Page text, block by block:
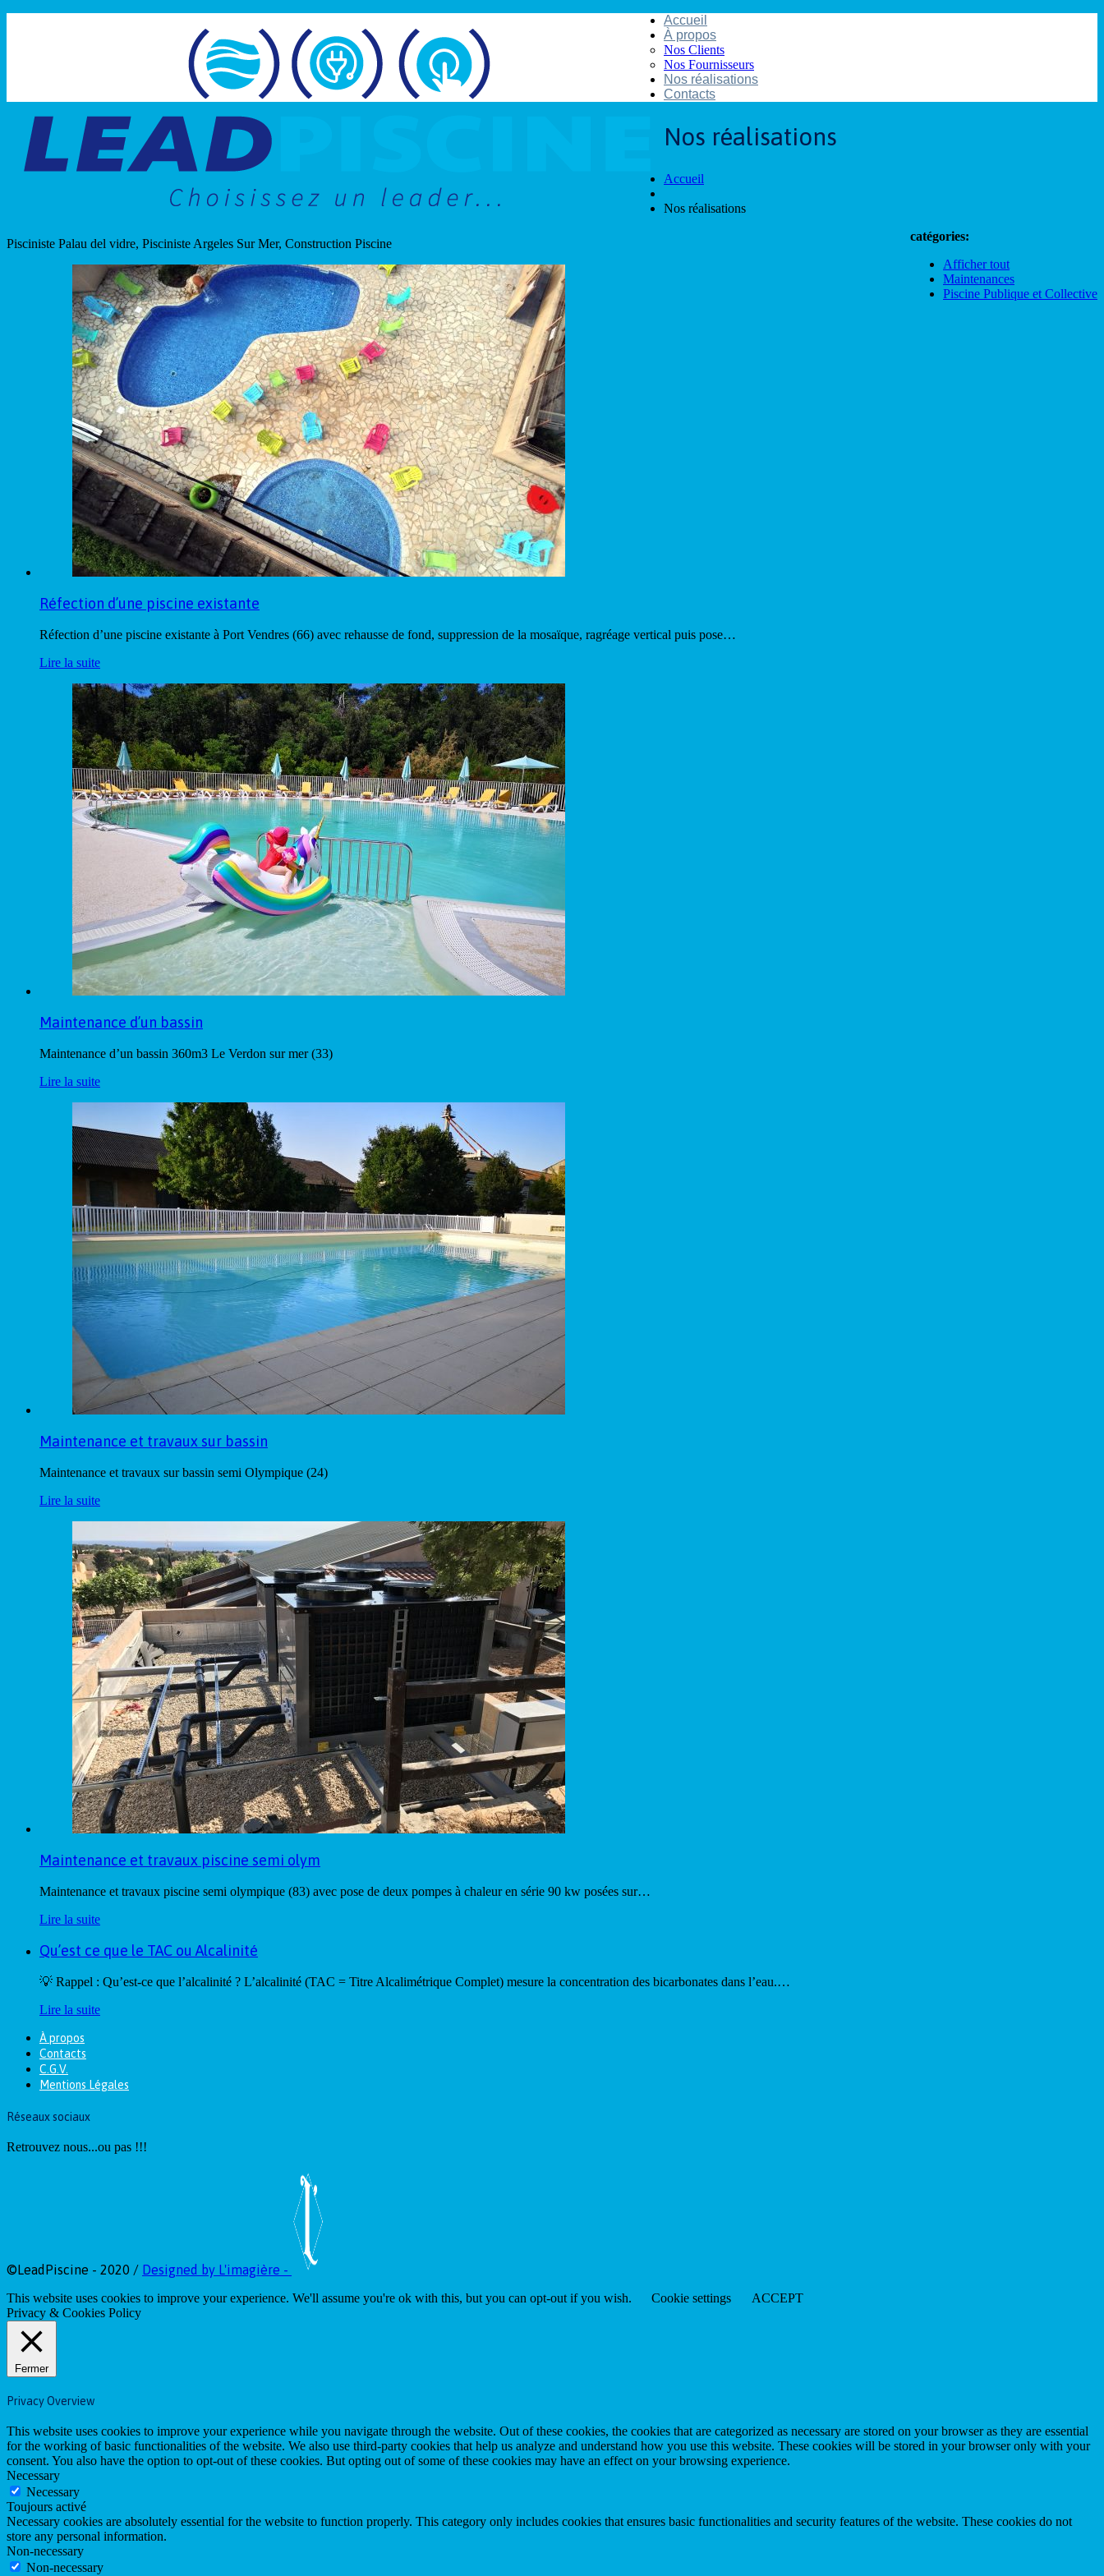
Pisciniste Palau del vidre, Pisciniste Argeles Sur Mer, Construction Piscine
Accueil
À propos
Nos Clients
Nos Fournisseurs
Nos réalisations
Contacts
Nos réalisations
Accueil
Nos réalisations
catégories:
Afficher tout
Maintenances
Piscine Publique et Collective
Réfection d’une piscine existante
Réfection d’une piscine existante à Port Vendres (66) avec rehausse de fond, suppression de la mosaïque, ragréage vertical puis pose…
Lire la suite
Maintenance d’un bassin
Maintenance d’un bassin 360m3 Le Verdon sur mer (33)
Lire la suite
Maintenance et travaux sur bassin
Maintenance et travaux sur bassin semi Olympique (24)
Lire la suite
Maintenance et travaux piscine semi olym
Maintenance et travaux piscine semi olympique (83) avec pose de deux pompes à chaleur en série 90 kw posées sur…
Lire la suite
Qu’est ce que le TAC ou Alcalinité
💡 Rappel : Qu’est-ce que l’alcalinité ? L’alcalinité (TAC = Titre Alcalimétrique Complet) mesure la concentration des bicarbonates dans l’eau.…
Lire la suite
À propos
Contacts
C.G.V.
Mentions Légales
Réseaux sociaux
Retrouvez nous...ou pas !!!
©LeadPiscine - 2020 / Designed by L'imagière -
This website uses cookies to improve your experience. We'll assume you're ok with this, but you can opt-out if you wish. Cookie settings
ACCEPT
Privacy & Cookies Policy
Fermer
Privacy Overview
This website uses cookies to improve your experience while you navigate through the website. Out of these cookies, the cookies that are categorized as necessary are stored on your browser as they are essential
for the working of basic functionalities of the website. We also use third-party cookies that help us analyze and understand how you use this website. These cookies will be stored in your browser only with your
consent. You also have the option to opt-out of these cookies. But opting out of some of these cookies may have an effect on your browsing experience.
Necessary
Necessary
Toujours activé
Necessary cookies are absolutely essential for the website to function properly. This category only includes cookies that ensures basic functionalities and security features of the website. These cookies do not
store any personal information.
Non-necessary
Non-necessary